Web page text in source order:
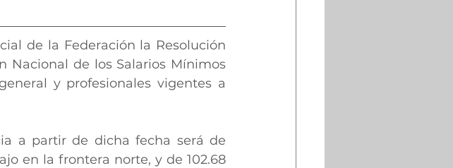
de la Federación la Resolución
Nacional de los Salarios Mínimos
y profesionales vigentes a
a partir de dicha fecha será de
en la frontera norte, y de 102.68